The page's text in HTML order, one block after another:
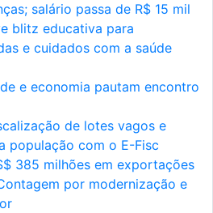
salário passa de R$ 15 mil
blitz educativa para
e cuidados com a saúde
e economia pautam encontro
de lotes vagos e
população com o E-Fisc
385 milhões em exportações
por modernização e